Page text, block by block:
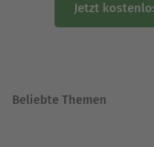
Jetzt
Beliebte Themen